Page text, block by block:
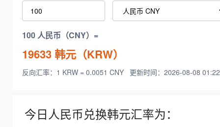
100 人民币（CNY）=
19633韩元（KRW）
反向汇率：1 KRW = 0.0051 CNY 更新时间：2026-08-08
今日人民币兑换韩元汇率为：